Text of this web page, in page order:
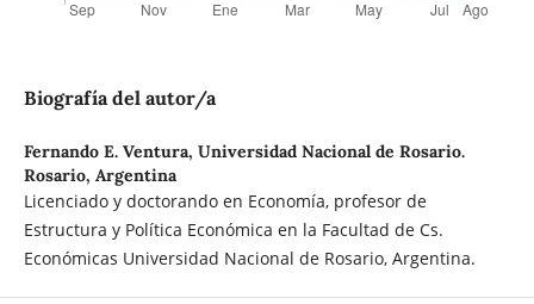
Biografía del autor/a
Fernando E. Ventura, Universidad Nacional de Rosario.
Rosario, Argentina
Licenciado y doctorando en Economía, profesor de
Estructura y Política Económica en la Facultad de Cs.
Económicas Universidad Nacional de Rosario, Argentina.